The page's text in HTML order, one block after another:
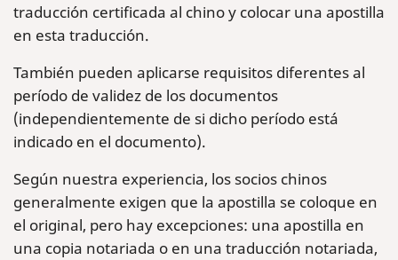
traducción certificada al chino y colocar una apostilla
en esta traducción.
También pueden aplicarse requisitos diferentes al
período de validez de los documentos
(independientemente de si dicho período está
indicado en el documento).
Según nuestra experiencia, los socios chinos
generalmente exigen que la apostilla se coloque en
el original, pero hay excepciones: una apostilla en
una copia notariada o en una traducción notariada,